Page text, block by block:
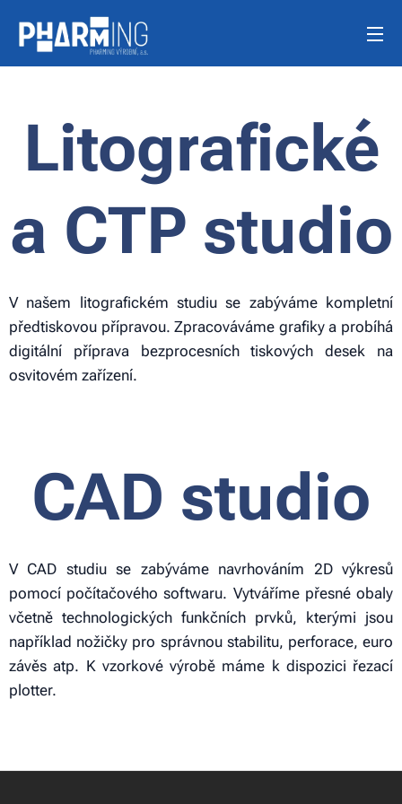
Litografické
a CTP studio
V našem litografickém studiu se zabýváme kompletní
předtiskovou přípravou. Zpracováváme grafiky a probíhá
digitální příprava bezprocesních tiskových desek na
osvitovém zařízení.
CAD studio
V CAD studiu se zabýváme navrhováním 2D výkresů
pomocí počítačového softwaru. Vytváříme přesné obaly
včetně technologických funkčních prvků, kterými jsou
například nožičky pro správnou stabilitu, perforace, euro
závěs atp. K vzorkové výrobě máme k dispozici řezací
plotter.